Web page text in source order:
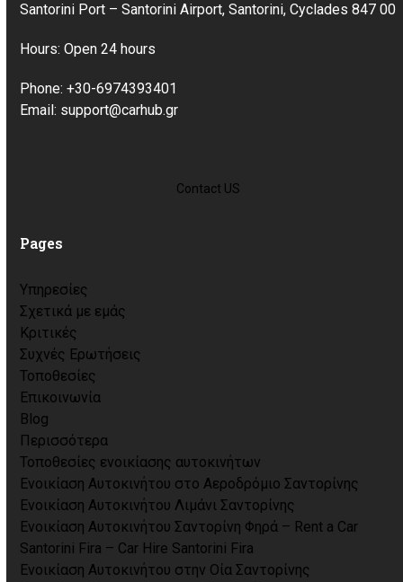
Santorini Port – Santorini Airport, Santorini, Cyclades 847 00
Hours: Open 24 hours
Phone: +30-6974393401
Email: support@carhub.gr
Contact US
Pages
Υπηρεσίες
Σχετικά με εμάς
Κριτικές
Συχνές Ερωτήσεις
Τοποθεσίες
Επικοινωνία
Blog
Περισσότερα
Τοποθεσίες ενοικίασης αυτοκινήτων
Ενοικίαση Αυτοκινήτου στο Αεροδρόμιο Σαντορίνης
Ενοικίαση Αυτοκινήτου Λιμάνι Σαντορίνης
Ενοικίαση Αυτοκινήτου Σαντορίνη Φηρά – Rent a Car
Santorini Fira – Car Hire Santorini Fira
Ενοικίαση Αυτοκινήτου στην Οία Σαντορίνης